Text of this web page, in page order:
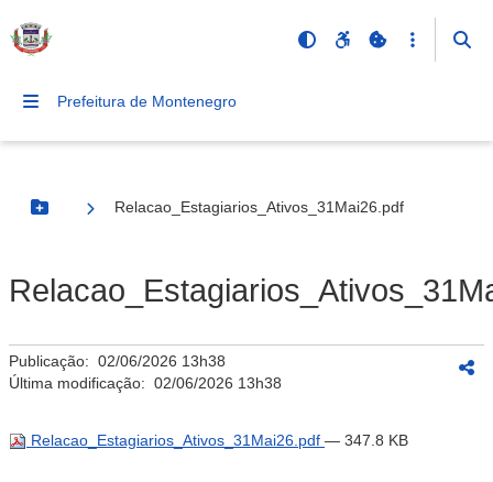
Prefeitura de Montenegro
Botão Menu
Relacao_Estagiarios_Ativos_31Mai26.pdf
Publicação: 02/06/2026 13h38
Última modificação: 02/06/2026 13h38
Relacao_Estagiarios_Ativos_31Mai26.pdf — 347.8 KB